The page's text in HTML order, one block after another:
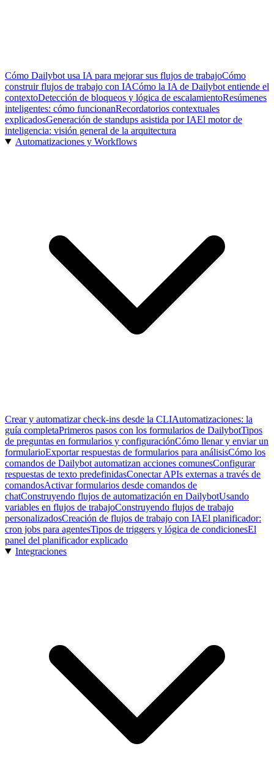
Cómo Dailybot usa IA para mejorar sus flujos de trabajoCómo
construir flujos de trabajo con IACómo la IA de Dailybot entiende el
contextoDetección de bloqueos y lógica de escalamientoResúmenes
inteligentes: cómo funcionanRecordatorios contextuales
explicadosGeneración de standups asistida por IAEl motor de
inteligencia: visión general de la arquitectura
Automatizaciones y Workflows
Crear y automatizar check-ins desde la CLIAutomatizaciones: la
guía completaPrimeros pasos con los formularios de DailybotTipos
de preguntas en formularios y configuraciónCómo llenar y enviar un
formularioExportar respuestas de formularios para análisisCómo los
comandos de Dailybot automatizan acciones comunesConfigurar
respuestas de texto predefinidasConectar APIs externas a través de
comandosActivar formularios desde comandos de
chatConstruyendo flujos de automatización en DailybotUsando
variables en flujos de trabajoConstruyendo flujos de trabajo
personalizadosCreación de flujos de trabajo con IAEl planificador:
cron jobs para agentesTipos de triggers y lógica de condicionesEl
panel del planificador explicado
Integraciones